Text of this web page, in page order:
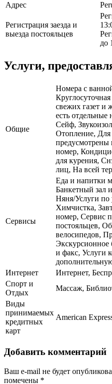
Адрес
Регистрация заезда и
выезда постояльцев
до
Услуги,
Общие
Номера с
свежих газет и
есть отдельные
Сейф,
Отопление, Для
предусмотрены
номер,
для курения,
лиц, На всей
Сервисы
Еда и напитки
Банкетный зал
Няня/Услуги по
Химчистка,
номер, Сервис
постояльцев,
велосипедов,
Экскурсионное
и факс, Услуги
Интернет
Интернет,
Спорт и
Отдых
Массаж,
Виды
принимаемых
кредитных
карт
American
Добавить комментарий
Ваш e-mail не будет
помечены *